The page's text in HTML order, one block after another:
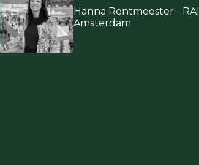
Hanna Rentmeester - RAI
Amsterdam